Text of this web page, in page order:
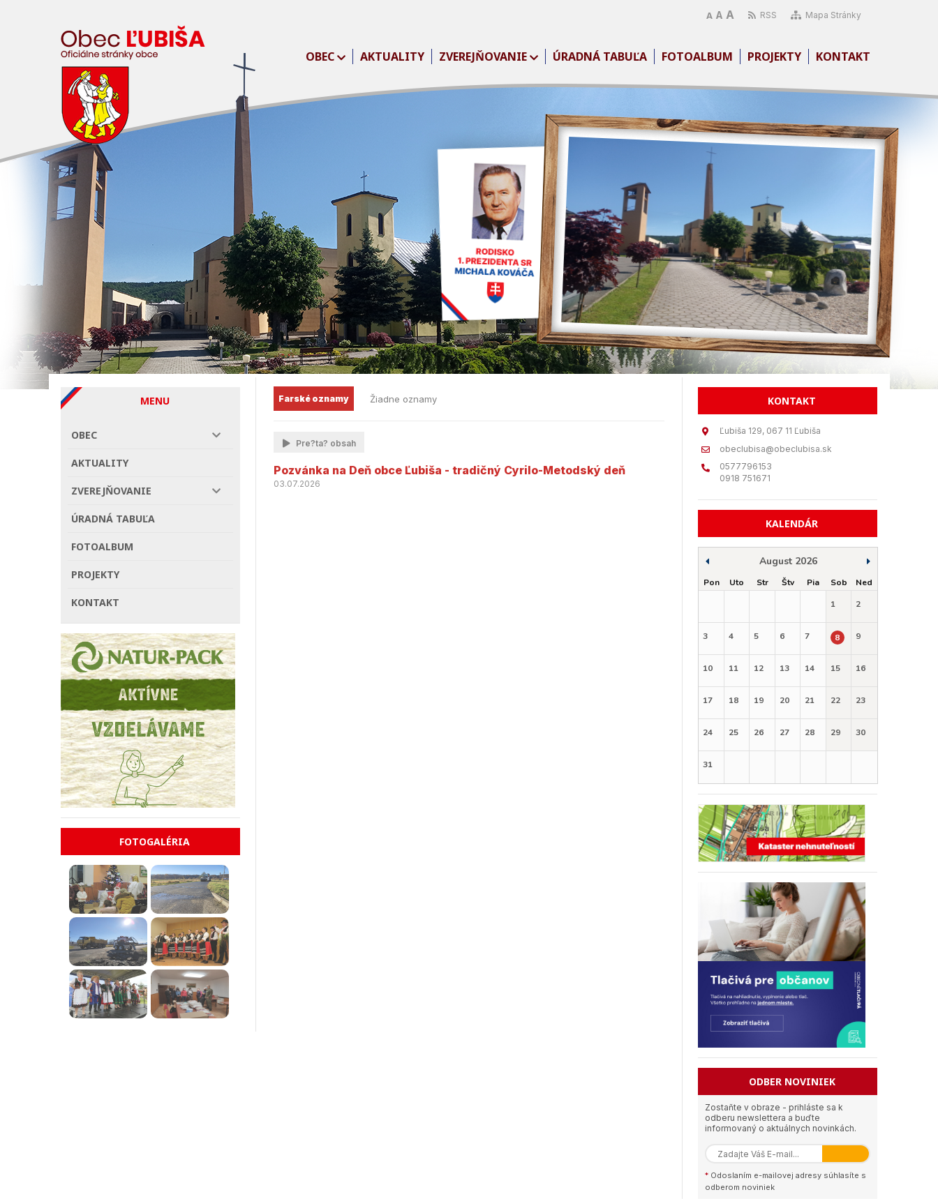
A A A RSS Mapa Stránky
OBEC AKTUALITY ZVEREJŇOVANIE ÚRADNÁ TABUĽA FOTOALBUM PROJEKTY KONTAKT
MENU
OBEC
AKTUALITY
ZVEREJŇOVANIE
ÚRADNÁ TABUĽA
FOTOALBUM
PROJEKTY
KONTAKT
FOTOGALÉRIA
Farské oznamy Žiadne oznamy
Pre?ta? obsah
Pozvánka na Deň obce Ľubiša - tradičný Cyrilo-Metodský deň
03.07.2026
KONTAKT
Ľubiša 129, 067 11 Ľubiša
obeclubisa@obeclubisa.sk
0577796153
0918 751671
KALENDÁR
August 2026
Pon Uto Str Štv Pia Sob
Ned
1
2
3 4 5 6 7 8 9
10 11 12 13 14 15 16
17 18 19 20 21 22 23
24 25 26 27 28 29 30
31
ODBER NOVINIEK
Zostaňte v obraze - prihláste sa k
odberu newslettera a buďte
informovaný o aktuálnych novinkách.
* Odoslaním e-mailovej adresy súhlasíte s
odberom noviniek